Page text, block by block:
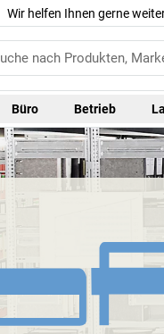
Wir helfen Ihnen gerne
Büro Betrieb